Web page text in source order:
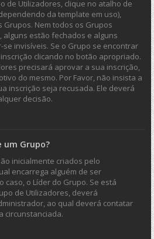
de Utilizadores, clique no atalho de
da template em uso),
Nem todos os Grupos
alguns estão fechados e alguns
invisíveis. Se o Grupo se encontrar
clicando no botão apropriado.
precisará aprovar a sua inscrição,
do mesmo. Por Favor, não insista a
inscrição seja recusada. Ele deverá
decisão.
um Grupo?
inicialmente criados pelo
encarrega alguém de ser
caso, o Líder do Grupo. Se está
de Utilizadores, deverá
ao qual deverá contatar
circunstanciada.